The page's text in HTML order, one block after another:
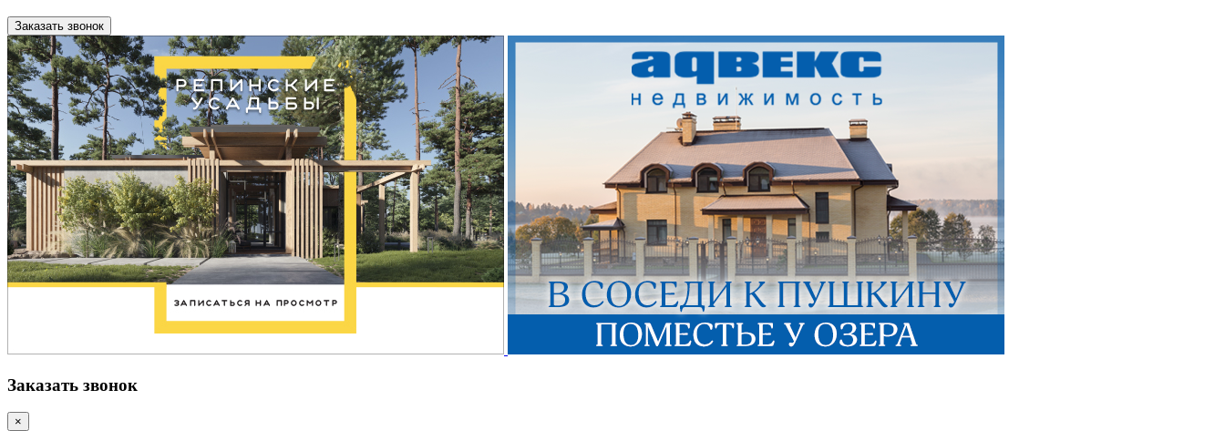
Заказать звонок
Заказать звонок
×